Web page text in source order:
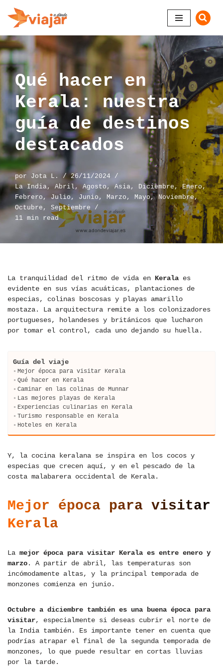
Saltar
al
contenido
Qué hacer en
Kerala: nuestra
guía de destinos
destacados
por Jota L.
26/11/2024
La India, Abril , Agosto,Asia, Diciembre ,Enero,
Febrero ,Julio, Junio , Marzo , Mayo, Noviembre,
Octubre , Septiembre
11 min read
La tranquilidad del ritmo de vida en Kerala es
evidente en sus vías acuáticas, plantaciones de
especias, colinas boscosas y playas amarillo
mostaza. La arquitectura remite a los colonizadores
portugueses, holandeses y británicos que lucharon
por tomar el control, cada uno dejando su huella.
Guía del viaje
Mejor época para visitar Kerala
Qué hacer en Kerala
Caminar en las colinas de Munnar
Las mejores playas de Kerala
Experiencias culinarias en Kerala
Turismo responsable en Kerala
Hoteles en Kerala
Y, la cocina keralana se inspira en los cocos y
especias que crecen aquí, y en el pescado de la
costa malabarera occidental de Kerala.
Mejor época para visitar
Kerala
La mejor época para visitar Kerala es entre enero y
marzo. A partir de abril, las temperaturas son
incómodamente altas, y la principal temporada de
monzones comienza en junio.
Octubre a diciembre también es una buena época para
visitar, especialmente si deseas cubrir el norte de
la India también. Es importante tener en cuenta que
podrías atrapar el final de la segunda temporada de
monzones, lo que puede resultar en cortas lluvias
por la tarde.